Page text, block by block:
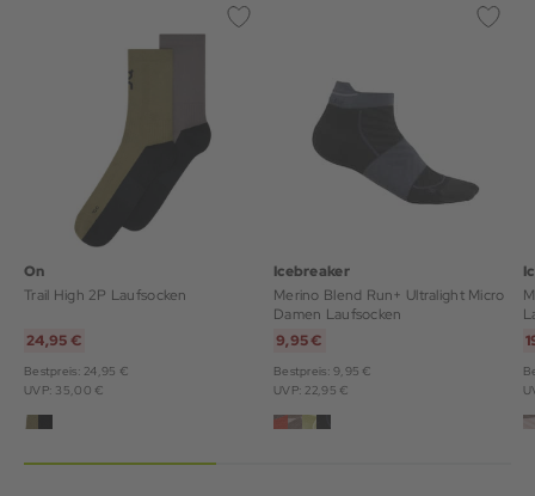
On
Trail High 2P Laufsocken
24,95 €
Bestpreis: 24,95 €
UVP: 35,00 €
Icebreaker
Merino Blend Run+ Ultralight Micro
Damen Laufsocken
9,95 €
Bestpreis: 9,95 €
UVP: 22,95 €